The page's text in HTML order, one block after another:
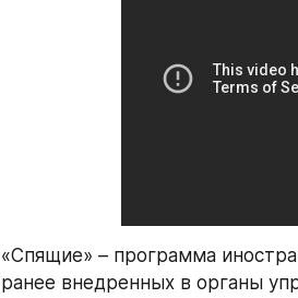
«Спящие» – программа
ранее внедренных в органы